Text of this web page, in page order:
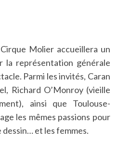
Molier accueillera un
la représentation générale
Parmi les invités, Caran
Richard O’Monroy (vieille
ainsi que Toulouse-
les mêmes passions pour
dessin… et les femmes.